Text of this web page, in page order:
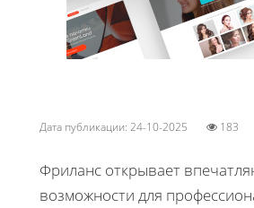
Дата публикации: 24-10-2025 183
Фриланс открывает
возможности для